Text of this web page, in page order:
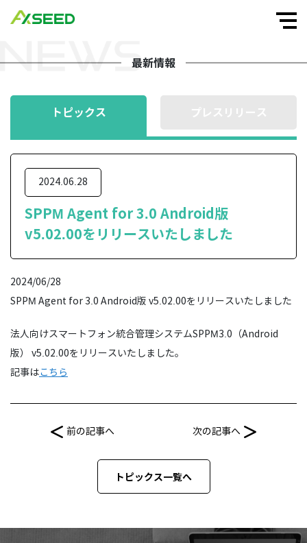
最新情報
トピックス
2024.06.28
SPPM Agent for 3.0 Android版
v5.02.00をリリースいたしました
2024/06/28
SPPM Agent for 3.0 Android版 v5.02.00をリリースいたしました
法人向けスマートフォン統合管理システムSPPM3.0（Android
版） v5.02.00をリリースいたしました。
記事はこちら
前の記事へ 次の記事へ
トピックス一覧へ